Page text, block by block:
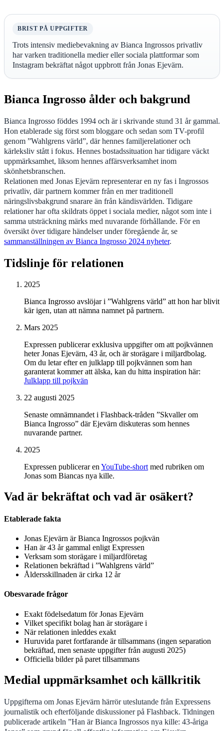
BRIST PÅ UPPGIFTER
Trots intensiv mediebevakning av Bianca Ingrossos privatliv
har varken traditionella medier eller sociala plattformar som
Instagram bekräftat något uppbrott från Jonas Ejevärn.
Bianca Ingrosso ålder och bakgrund
Bianca Ingrosso föddes 1994 och är i skrivande stund 31 år gammal.
Hon etablerade sig först som bloggare och sedan som TV-profil
genom ”Wahlgrens värld”, där hennes familjerelationer och
kärleksliv stått i fokus. Hennes bostadssituation har tidigare väckt
uppmärksamhet, liksom hennes affärsverksamhet inom
skönhetsbranschen.
Relationen med Jonas Ejevärn representerar en ny fas i Ingrossos
privatliv, där partnern kommer från en mer traditionell
näringslivsbakgrund snarare än från kändisvärlden. Tidigare
relationer har ofta skildrats öppet i sociala medier, något som inte i
samma utsträckning märks med nuvarande förhållande. För en
översikt över tidigare händelser under föregående år, se
sammanställningen av Bianca Ingrosso 2024 nyheter.
Tidslinje för relationen
2025
Bianca Ingrosso avslöjar i ”Wahlgrens värld” att hon har blivit
kär igen, utan att nämna namnet på partnern.
Mars 2025
Expressen publicerar exklusiva uppgifter om att pojkvännen
heter Jonas Ejevärn, 43 år, och är storägare i miljardbolag.
Om du letar efter en julklapp till pojkvännen som han
garanterat kommer att älska, kan du hitta inspiration här:
Julklapp till pojkvän
22 augusti 2025
Senaste omnämnandet i Flashback-tråden ”Skvaller om
Bianca Ingrosso” där Ejevärn diskuteras som hennes
nuvarande partner.
2025
Expressen publicerar en YouTube-short med rubriken om
Jonas som Biancas nya kille.
Vad är bekräftat och vad är osäkert?
Etablerade fakta
Jonas Ejevärn är Bianca Ingrossos pojkvän
Han är 43 år gammal enligt Expressen
Verksam som storägare i miljardföretag
Relationen bekräftad i ”Wahlgrens värld”
Åldersskillnaden är cirka 12 år
Obesvarade frågor
Exakt födelsedatum för Jonas Ejevärn
Vilket specifikt bolag han är storägare i
När relationen inleddes exakt
Huruvida paret fortfarande är tillsammans (ingen separation
bekräftad, men senaste uppgifter från augusti 2025)
Officiella bilder på paret tillsammans
Medial uppmärksamhet och källkritik
Uppgifterna om Jonas Ejevärn härrör uteslutande från Expressens
journalistik och efterföljande diskussioner på Flashback. Tidningen
publicerade artikeln ”Han är Bianca Ingrossos nya kille: 43-åriga